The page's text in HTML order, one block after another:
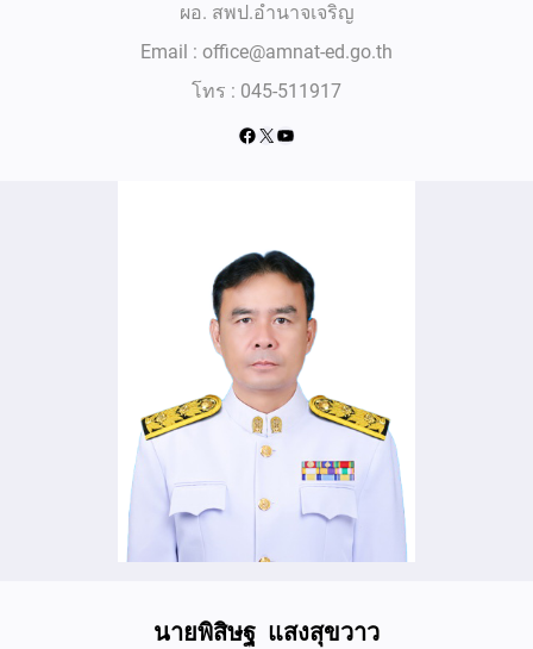
ผอ. สพป.อำนาจเจริญ
Email : office@amnat-ed.go.th
โทร : 045-511917
Facebook
X YouTube
นายพิสิษฐ แสงสุขวาว